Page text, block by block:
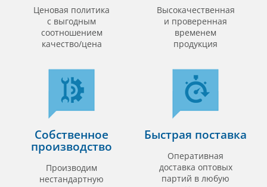
Ценовая политика
с выгодным
соотношением
качество/цена
Высокачественная
и проверенная
временем
продукция
Собственное
производство
Производим
нестандартную
Быстрая поставка
Оперативная
доставка оптовых
партий в любую